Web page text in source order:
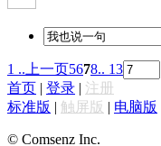
1 .. 上一页5678.. 13
首页 | 登录 | 注册
标准版 | 触屏版 | 电脑版
© Comsenz Inc.